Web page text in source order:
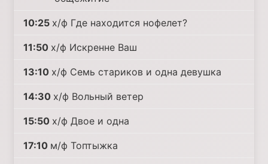
10:25 х/ф Где находится нофелет?
11:50 х/ф Искренне Ваш
13:10 х/ф Семь стариков и одна девушка
14:30 х/ф Вольный ветер
15:50 х/ф Двое и одна
17:10 м/ф Топтыжка